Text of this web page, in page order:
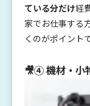
ている分だけ経
家でお仕事する
くのがポイント
🎥④ 機材・小